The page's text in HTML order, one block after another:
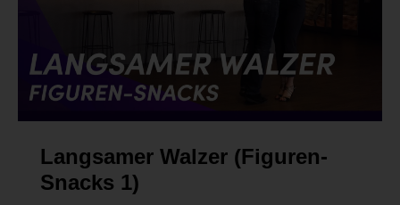
Langsamer Walzer (Figuren-
Snacks 1)